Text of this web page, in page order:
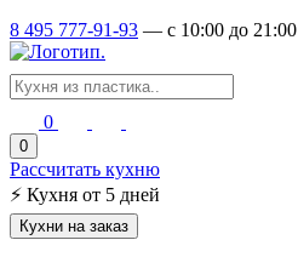
8 495 777-91-93 — c 10:00 до 21:00
0
0
Рассчитать кухню
⚡ Кухня от 5 дней
Кухни на заказ